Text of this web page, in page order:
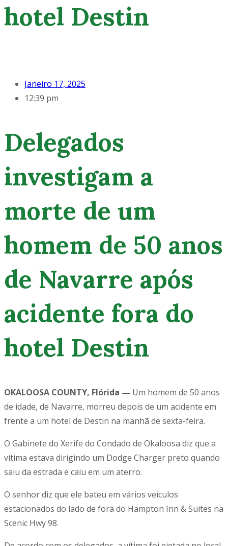
hotel Destin
Janeiro 17, 2025
12:39 pm
Delegados
investigam a
morte de um
homem de 50 anos
de Navarre após
acidente fora do
hotel Destin
OKALOOSA COUNTY, Flórida — Um homem de 50 anos
de idade, de Navarre, morreu depois de um acidente em
frente a um hotel de Destin na manhã de sexta-feira.
O Gabinete do Xerife do Condado de Okaloosa diz que a
vítima estava dirigindo um Dodge Charger preto quando
saiu da estrada e caiu em um aterro.
O senhor diz que ele bateu em vários veículos
estacionados do lado de fora do Hampton Inn & Suites na
Scenic Hwy 98.